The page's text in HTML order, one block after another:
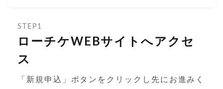
STEP1
ローチケWEBサイトへアクセ
ス
「新規申込」ボタンをクリックし先にお進みく